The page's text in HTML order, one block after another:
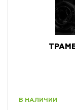
В НАЛИЧИИ